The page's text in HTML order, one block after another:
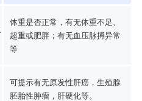
体重是否正常，有无体重不足、
超重或肥胖；有无血压脉搏异常
等
可提示有无原发性肝癌，生殖腺
胚胎性肿瘤，肝硬化等。